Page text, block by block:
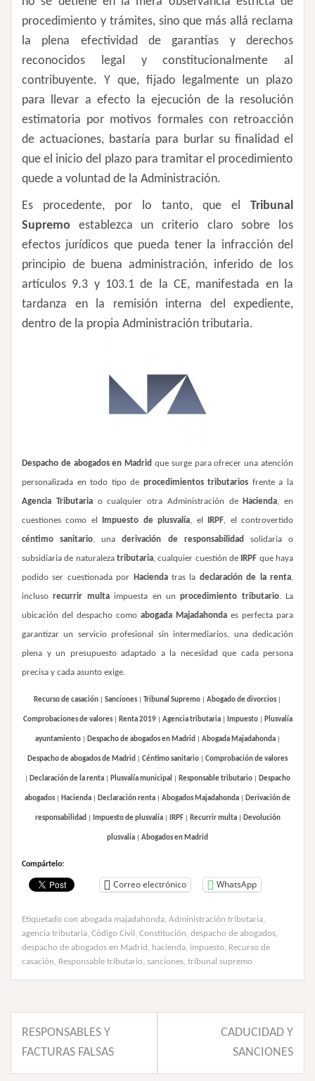
procedimiento y trámites, sino que más allá reclama
la plena efectividad de garantías y derechos
reconocidos legal y constitucionalmente al
contribuyente. Y que, fijado legalmente un plazo
para llevar a efecto la ejecución de la resolución
estimatoria por motivos formales con retroacción
de actuaciones, bastaría para burlar su finalidad el
que el inicio del plazo para tramitar el procedimiento
quede a voluntad de la Administración.
Es procedente, por lo tanto, que el Tribunal
Supremo establezca un criterio claro sobre los
efectos jurídicos que pueda tener la infracción del
principio de buena administración, inferido de los
artículos 9.3 y 103.1 de la CE, manifestada en la
tardanza en la remisión interna del expediente,
dentro de la propia Administración tributaria.
Despacho de abogados en Madrid que surgepara ofrecer una atención
personalizada en todo tipo de procedimientos tributarios frente a la
Agencia Tributariao cualquier otra Administración de Hacienda, en
cuestiones como el Impuesto de plusvalía, el IRPF, el controvertido
céntimo sanitario, unaderivación de responsabilidad solidaria o
subsidiaria de naturaleza tributaria, cualquier cuestión de IRPF que haya
podido ser cuestionada por Haciendatras la declaración de la renta,
inclusorecurrir multaimpuesta en unprocedimiento tributario. La
ubicación del despacho como abogada Majadahonda es perfecta para
garantizar un servicio profesional sin intermediarios, una dedicación
plena y un presupuesto adaptado a la necesidad que cada persona
precisa y cada asunto exige.
Recurso de casación Sanciones Tribunal Supremo Abogado de divorcios
Comprobaciones de valores| Renta 2019| Agencia tributaria| Impuesto| Plusvalía
ayuntamiento| Despacho de abogados en Madrid Abogada Majadahonda|
Despacho de abogados de Madrid Céntimo sanitario Comprobación de valores
Declaración de la renta Plusvalía municipal Responsable tributario Despacho
abogados Hacienda Declaración renta Abogados Majadahonda Derivación de
responsabilidad Impuesto de plusvalía| IRPF| Recurrir multa| Devolución
plusvalía Abogados en Madrid
Compártelo:
Correo electrónico WhatsApp
Etiquetado con abogada majadahonda, Administración tributaria,
agencia tributaria, Código Civil , Constitución, despacho de abogados,
despacho de abogados en Madrid , hacienda, impuesto, Recurso de
casación, Responsable tributario, sanciones, tribunal supremo
Navegación
de
entradas
RESPONSABLES Y
FACTURAS FALSAS
CADUCIDAD Y
SANCIONES